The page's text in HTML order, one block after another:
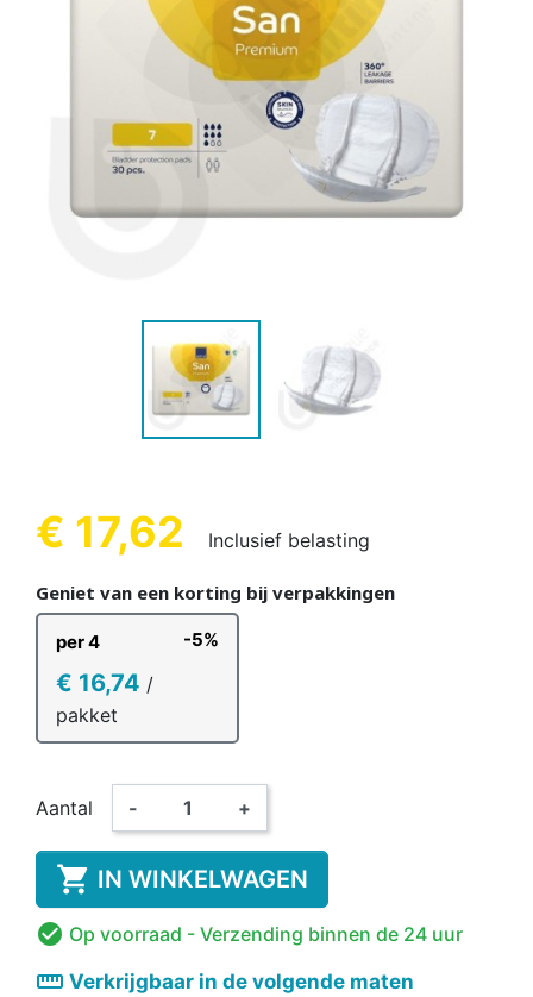
€ 17,62 Inclusief belasting
Geniet van een korting bij verpakkingen
per 4 -5%
€ 16,74 /
pakket
Aantal - +
 IN WINKELWAGEN
 Op voorraad - Verzending binnen de 24 uur
straighten Verkrijgbaar in de volgende maten